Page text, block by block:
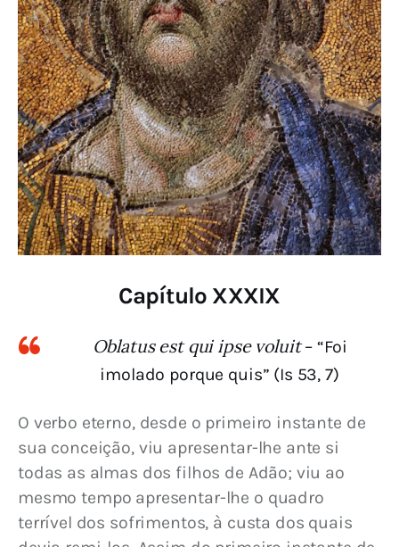
Capítulo XXXIX
Oblatus est qui ipse voluit– “Foi
imolado porque quis” (Is 53, 7)
O verbo eterno, desde o primeiro instante de
sua conceição, viu apresentar-lhe ante si
todas as almas dos filhos de Adão; viu ao
mesmo tempo apresentar-lhe o quadro
terrível dos sofrimentos, à custa dos quais